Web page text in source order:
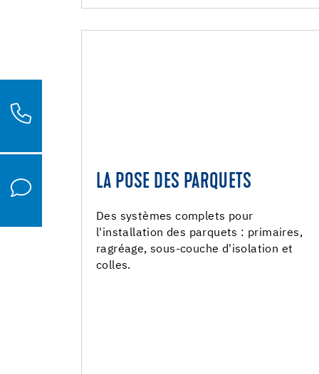
LA POSE DES PARQUETS
Des systèmes complets pour
l'installation des parquets : primaires,
ragréage, sous-couche d'isolation et
colles.
LA POSE DES PARQUETS
Primaires
Colles
Colles polymères hybrides